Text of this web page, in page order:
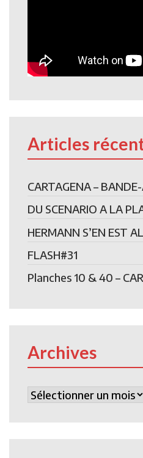
Articles
CARTAGENA –
DU SCENARIO A LA
HERMANN S’EN EST
FLASH#31
Planches 10 & 40 –
Archives
Archives